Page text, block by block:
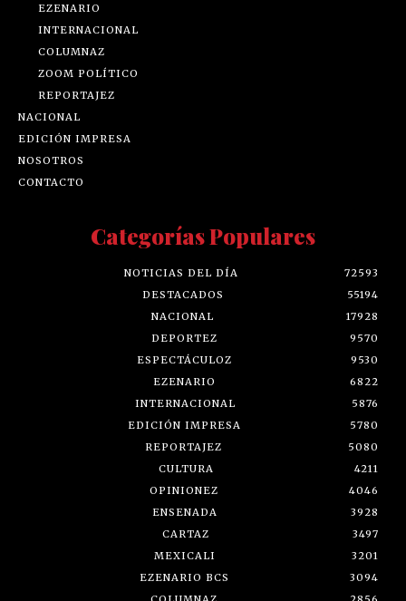
EZENARIO
INTERNACIONAL
COLUMNAZ
ZOOM POLÍTICO
REPORTAJEZ
NACIONAL
EDICIÓN IMPRESA
NOSOTROS
CONTACTO
Categorías Populares
NOTICIAS DEL DÍA
72593
DESTACADOS
55194
NACIONAL
17928
DEPORTEZ
9570
ESPECTÁCULOZ
9530
EZENARIO
6822
INTERNACIONAL
5876
EDICIÓN IMPRESA
5780
REPORTAJEZ
5080
CULTURA
4211
OPINIONEZ
4046
ENSENADA
3928
CARTAZ
3497
MEXICALI
3201
EZENARIO BCS
3094